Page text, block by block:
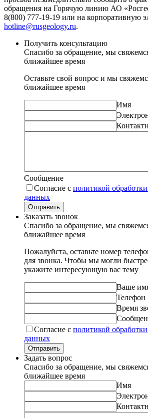
обращения на Горячую линию АО
8(800) 777-19-19 или на корпоративную
hotline@rusgeology.ru.
Получить консультацию
Спасибо за обращение, мы
ближайшее время
Оставьте свой вопрос и мы
ближайшее время
Имя
Сообщение
Согласие с политикой
данных
Отправить
Заказать звонок
Спасибо за обращение, мы
ближайшее время
Пожалуйста, оставьте номер
для звонка. Чтобы мы могли
укажите интересующую вас тему
Ваше
Телефон
Время
Согласие с политикой
данных
Отправить
Задать вопрос
Спасибо за обращение, мы
ближайшее время
Имя